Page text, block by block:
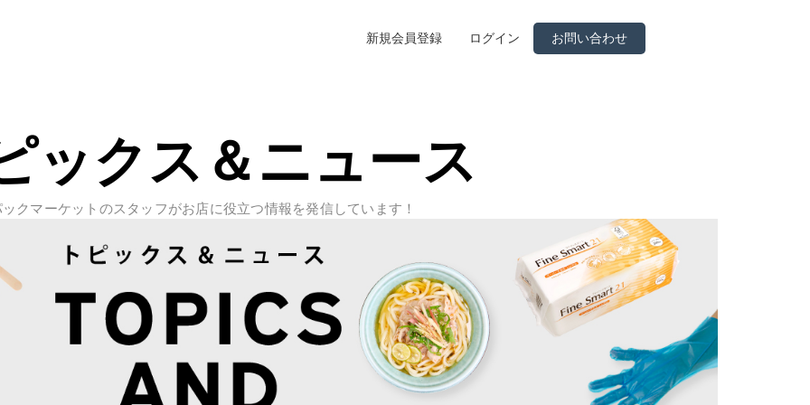
新規会員登録 ログイン お問い合わせ
ックス＆ニュース
クマーケットのスタッフがお店に役立つ情報を発信しています！